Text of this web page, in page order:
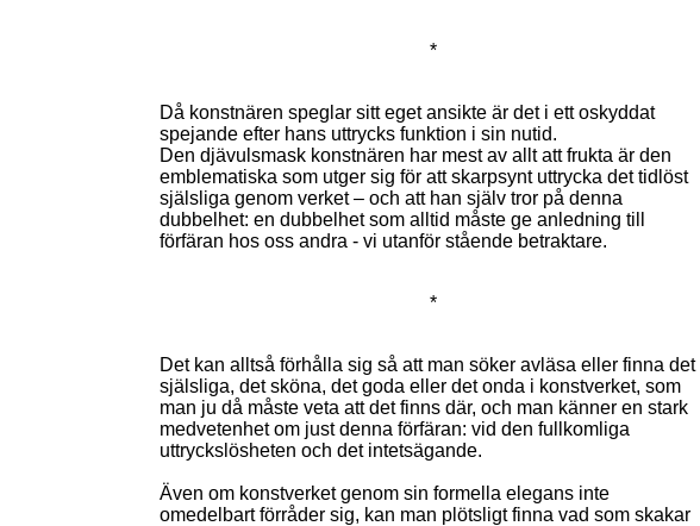
*
Då konstnären speglar sitt eget ansikte är det i ett oskyddat
spejande efter hans uttrycks funktion i sin nutid.
Den djävulsmask konstnären har mest av allt att frukta är den
emblematiska som utger sig för att skarpsynt uttrycka det tidlöst
själsliga genom verket – och att han själv tror på denna
dubbelhet: en dubbelhet som alltid måste ge anledning till
förfäran hos oss andra - vi utanför stående betraktare.
*
Det kan alltså förhålla sig så att man söker avläsa eller finna det
själsliga, det sköna, det goda eller det onda i konstverket, som
man ju då måste veta att det finns där, och man känner en stark
medvetenhet om just denna förfäran: vid den fullkomliga
uttryckslösheten och det intetsägande.
Även om konstverket genom sin formella elegans inte
omedelbart förråder sig, kan man plötsligt finna vad som skakar